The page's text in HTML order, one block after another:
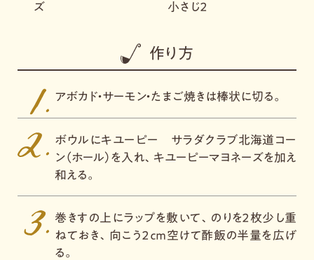
ズ
小さじ２
作り方
アボカド・サーモン・たまご焼きは棒状に切る。
ボウルにキユーピー サラダクラブ北海道コー
ン（ホール）を入れ、キユーピーマヨネーズを加え
和える。
巻きすの上にラップを敷いて、のりを２枚少し重
ねておき、向こう２ｃｍ空けて酢飯の半量を広げ
る。